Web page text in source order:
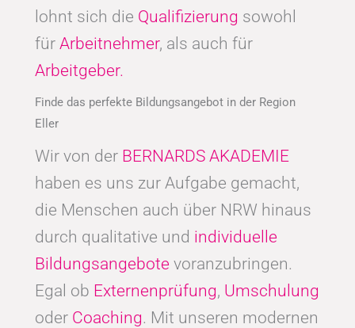
lohnt sich die Qualifizierung sowohl
für Arbeitnehmer, als auch für
Arbeitgeber.
Finde das perfekte Bildungsangebot in der Region
Eller
Wir von der BERNARDS AKADEMIE
haben es uns zur Aufgabe gemacht,
die Menschen auch über NRW hinaus
durch qualitative und individuelle
Bildungsangebote voranzubringen.
Egal ob Externenprüfung, Umschulung
oder Coaching. Mit unseren modernen